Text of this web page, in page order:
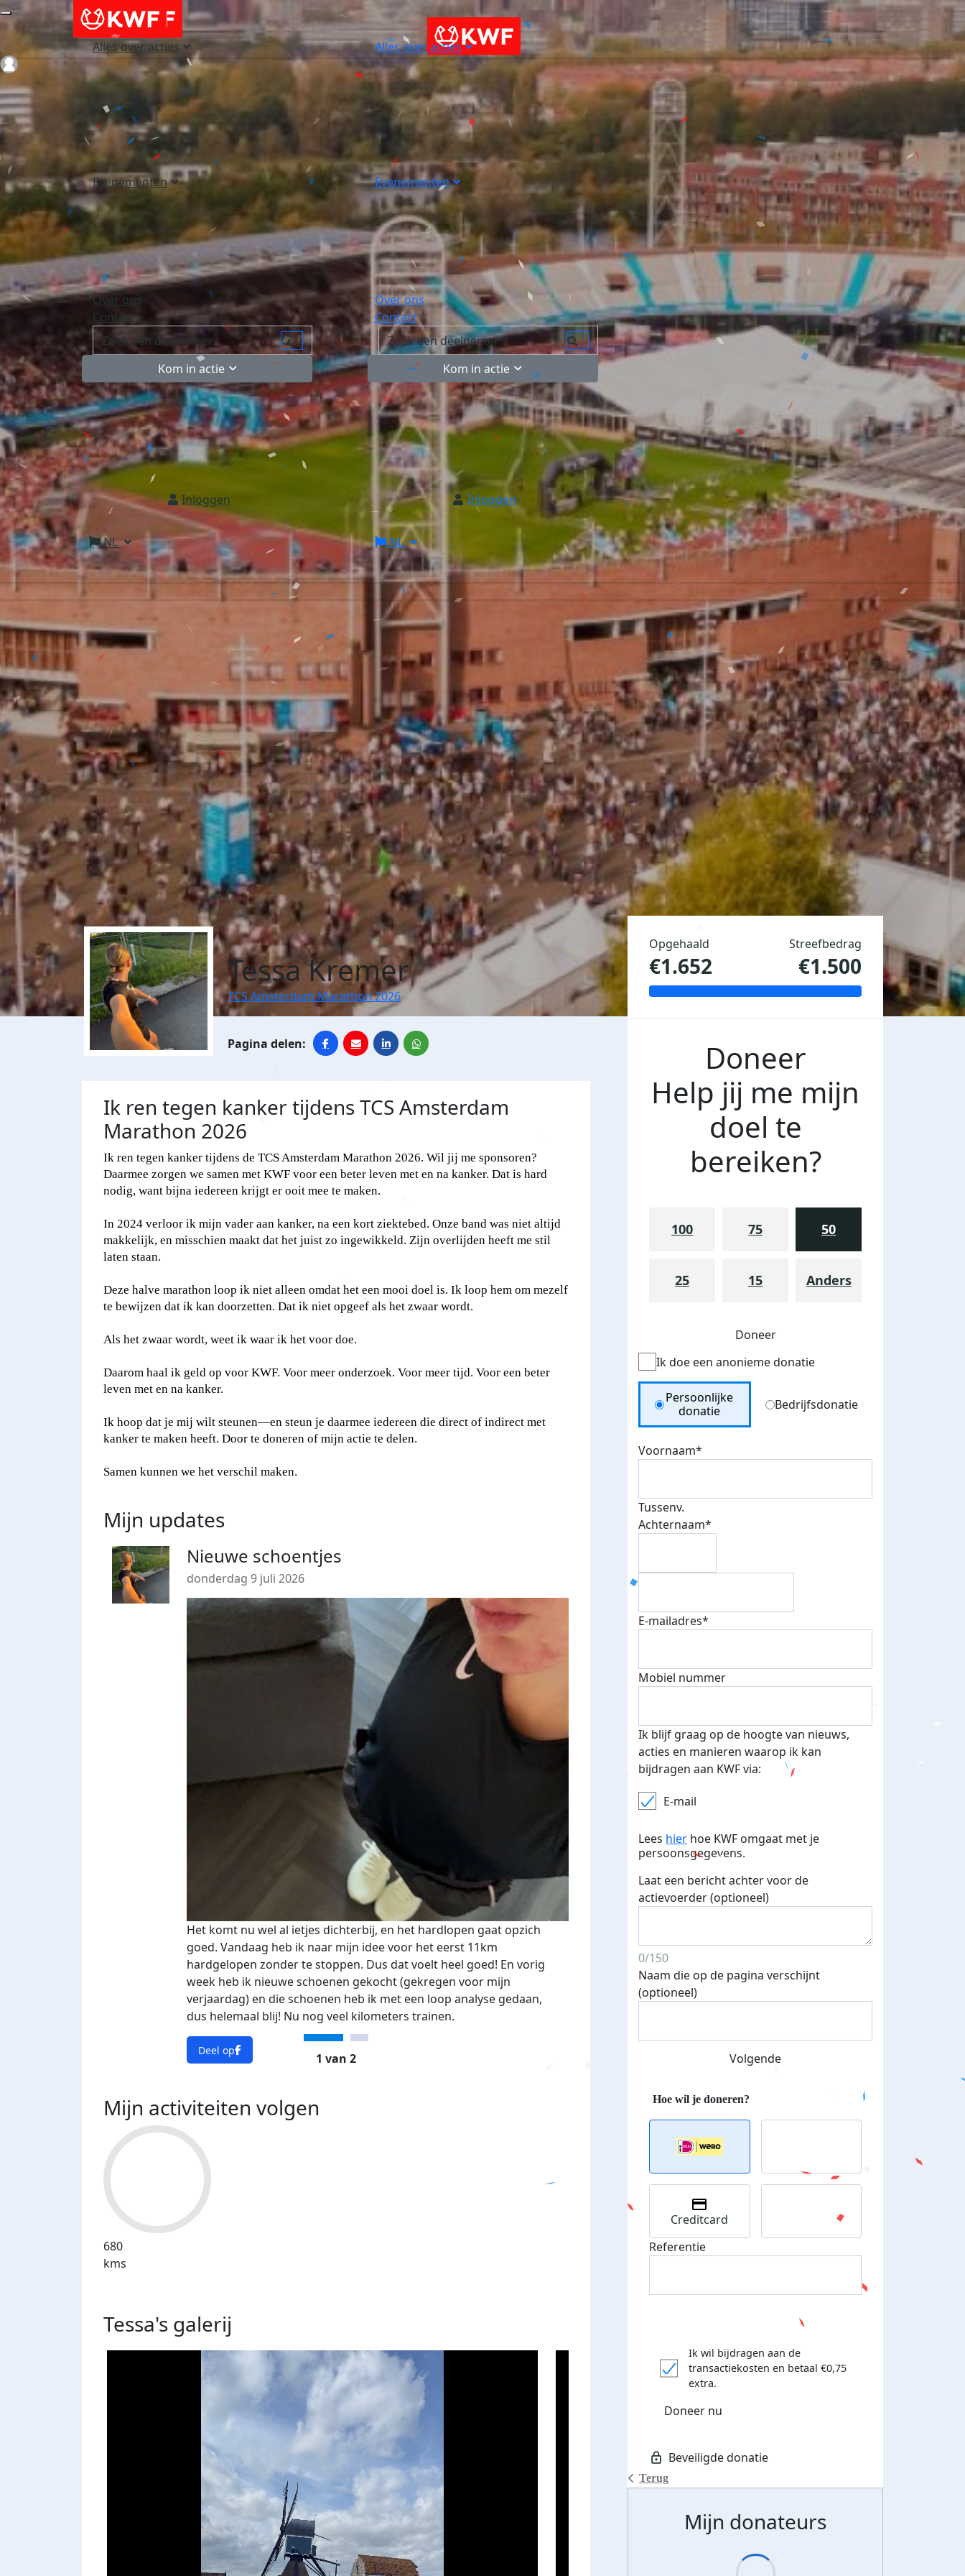
Alles over acties
Evenementen
Over ons
Contact
Kom in actie
Inloggen
NL
Alles over acties
Evenementen
Over ons
Contact
Kom in actie
Inloggen
NL
Login
Tessa Kremer
TCS Amsterdam Marathon 2026
Ik ren tegen kanker tijdens TCS Amsterdam
Marathon 2026
Ik ren tegen kanker tijdens de TCS Amsterdam Marathon 2026. Wil jij me sponsoren?
Daarmee zorgen we samen met KWF voor een beter leven met en na kanker. Dat is hard
nodig, want bijna iedereen krijgt er ooit mee te maken.
In 2024 verloor ik mijn vader aan kanker, na een kort ziektebed. Onze band was niet altijd
makkelijk, en misschien maakt dat het juist zo ingewikkeld. Zijn overlijden heeft me stil
laten staan.
Deze halve marathon loop ik niet alleen omdat het een mooi doel is. Ik loop hem om mezelf
te bewijzen dat ik kan doorzetten. Dat ik niet opgeef als het zwaar wordt.
Als het zwaar wordt, weet ik waar ik het voor doe.
Daarom haal ik geld op voor KWF. Voor meer onderzoek. Voor meer tijd. Voor een beter
leven met en na kanker.
Ik hoop dat je mij wilt steunen—en steun je daarmee iedereen die direct of indirect met
kanker te maken heeft. Door te doneren of mijn actie te delen.
Samen kunnen we het verschil maken.
Mijn updates
Nieuwe schoentjes
donderdag 9 juli 2026
Het komt nu wel al ietjes dichterbij, en het hardlopen gaat opzich
goed. Vandaag heb ik naar mijn idee voor het eerst 11km
hardgelopen zonder te stoppen. Dus dat voelt heel goed! En vorig
week heb ik nieuwe schoenen gekocht (gekregen voor mijn
verjaardag) en die schoenen heb ik met een loop analyse gedaan,
dus helemaal blij! Nu nog veel kilometers trainen.
Deel op
zondag 3 mei 2026
het een mooi moment om dit nu op te starten. Nu staat
kan ik echt gericht gaan trainen. Ik ga ervoor. Naast dat
voor het KWF is het voor mezelf ook een goede
leren dat niet elke run perfect hoeft te zijn en dat rust
1 van 2
Mijn activiteiten volgen
680
kms
Tessa's galerij
Opgehaald
€1.652
Streefbedrag
€1.500
Doneer
Help jij me mijn
doel te
bereiken?
100 75 50
25 15 Anders
Doneer
Ik doe een anonieme donatie
Donation Type
Persoonlijke
donatie
Bedrijfsdonatie
Voornaam*
Tussenv.
Achternaam*
E-mailadres*
Mobiel nummer
Ik blijf graag op de hoogte van nieuws,
acties en manieren waarop ik kan
bijdragen aan KWF via:
E-mail
Lees hier hoe KWF omgaat met je
persoonsgegevens.
Laat een bericht achter voor de
actievoerder (optioneel)
0/150
Naam die op de pagina verschijnt
(optioneel)
Volgende
Terug
Creditcard
Referentie
Ik wil bijdragen aan de
transactiekosten en betaal €0,75
extra.
Doneer nu
Mijn donateurs